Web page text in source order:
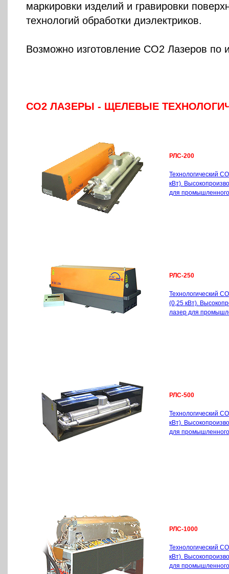
маркировки изделий и гравировки
технологий обработки диэлектриков.
Возможно изготовление CO2 Лазеров по
CO2 ЛАЗЕРЫ - ЩЕЛЕВЫЕ
РЛС-200
Технологический
кВт).
для
РЛС-250
Технологический
(0,25 кВт).
лазер для
РЛС-500
Технологический
кВт).
для
РЛС-1000
Технологический
кВт).
для